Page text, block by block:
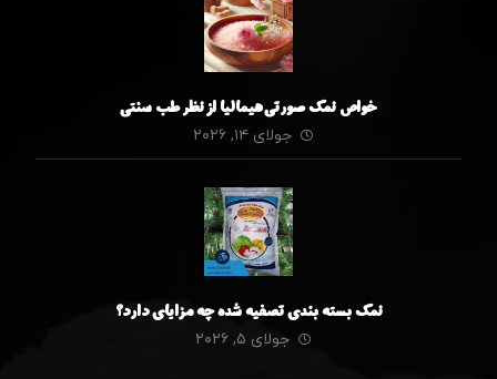
خواص نمک صورتی هیمالیا از نظر طب سنتی
جولای ۱۴, ۲۰۲۶
نمک بسته بندی تصفیه شده چه مزایای دارد؟
جولای ۵, ۲۰۲۶